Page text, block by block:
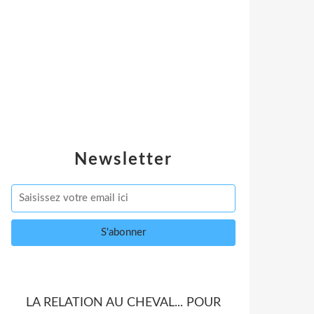
Newsletter
LA RELATION AU CHEVAL... POUR